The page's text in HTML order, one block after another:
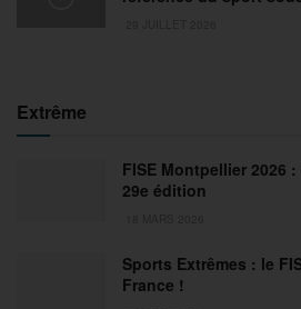
Extrême
FISE Montpellier 2026
29e édition
Sports Extrêmes : le
France !